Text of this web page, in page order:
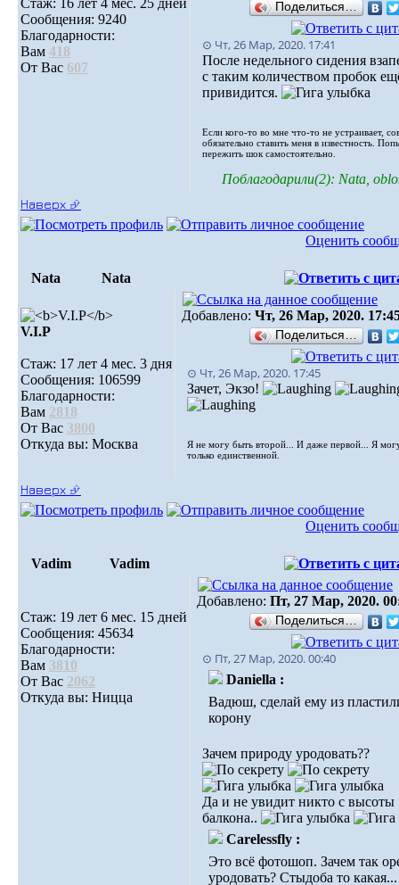
Стаж: 16 лет 4 мес. 25 дней
Сообщения: 9240
Благодарности:
Вам 418
От Вас 607
Поделиться…
⊙ Чт, 26 Мар, 2020. 17:41
После недельного сидения
с таким количеством пробок
привидится.
Если кого-то во мне что-то не устраивает,
обязательно ставить меня в известность.
пережить шок самостоятельно.
Поблагодарили(2): Nata,
Наверх ⮵
Оценить
Nata Nata
V.I.Р
Стаж: 17 лет 4 мес. 3 дня
Сообщения: 106599
Благодарности:
Вам 2818
От Вас 3800
Откуда вы: Москва
Добавлено: Чт, 26 Мар, 2020.
Поделиться…
⊙ Чт, 26 Мар, 2020. 17:45
Зачет, Экзо!
Я не могу быть второй... И даже первой... Я
только единственной.
Наверх ⮵
Оценить
Vadim Vadim
Стаж: 19 лет 6 мес. 15 дней
Сообщения: 45634
Благодарности:
Вам 3810
От Вас 2062
Откуда вы: Ницца
Добавлено: Пт, 27 Мар, 2020.
Поделиться…
⊙ Пт, 27 Мар, 2020. 00:40
Daniella :
Вадюш, сделай ему из
корону
Зачем природу уродовать??
Да и не увидит никто с высоты
балкона..
Carelessfly :
Это всё фотошоп. Зачем так
уродовать? Стыдоба то какая...